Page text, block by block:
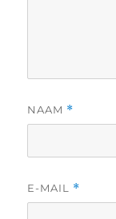
NAAM *
E-MAIL *